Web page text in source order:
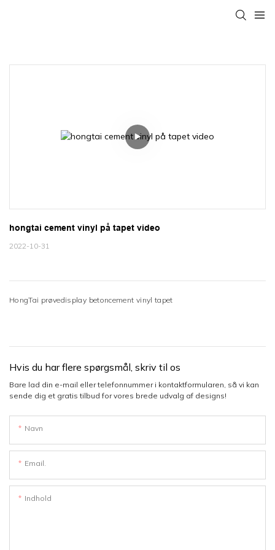
hongtai cement vinyl på tapet video
2022-10-31
HongTai prøvedisplay betoncement vinyl tapet
Hvis du har flere spørgsmål, skriv til os
Bare lad din e-mail eller telefonnummer i kontaktformularen, så vi kan
sende dig et gratis tilbud for vores brede udvalg af designs!
Navn
Email.
Indhold